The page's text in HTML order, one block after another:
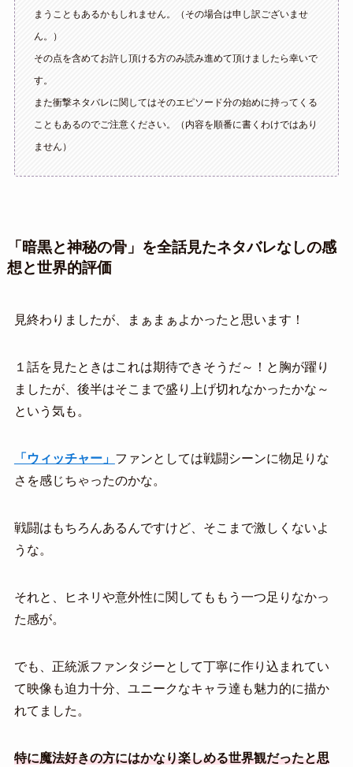
まうこともあるかもしれません。（その場合は申し訳ございませ
ん。）
その点を含めてお許し頂ける方のみ読み進めて頂けましたら幸いで
す。
また衝撃ネタバレに関してはそのエピソード分の始めに持ってくる
こともあるのでご注意ください。（内容を順番に書くわけではあり
ません）
「暗黒と神秘の骨」を全話見たネタバレなしの感
想と世界的評価
見終わりましたが、まぁまぁよかったと思います！
１話を見たときはこれは期待できそうだ～！と胸が躍り
ましたが、後半はそこまで盛り上げ切れなかったかな～
という気も。
「ウィッチャー」 ファンとしては戦闘シーンに物足りな
さを感じちゃったのかな。
戦闘はもちろんあるんですけど、そこまで激しくないよ
うな。
それと、ヒネリや意外性に関してももう一つ足りなかっ
た感が。
でも、正統派ファンタジーとして丁寧に作り込まれてい
て映像も迫力十分、ユニークなキャラ達も魅力的に描か
れてました。
特に魔法好きの方にはかなり楽しめる世界観だったと思